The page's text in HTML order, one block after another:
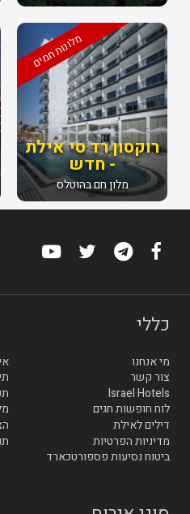
מלונות חמים
רוקסון רד סי אילת
- חדש
מלון חם בהוטלס
כללי
מי אנחנו
צור קשר
Israel Hotels
לוח חופשות חגים
דילים לאילת
מדיניות הפרטיות
ביטוח נסיעות פספורטכארד